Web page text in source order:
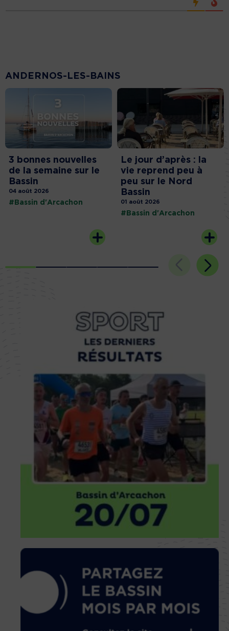
ANDERNOS-LES-BAINS
3 bonnes nouvelles
de la semaine sur le
Bassin
04 août 2026
#Bassin d'Arcachon
Le jour d’après : la
vie reprend peu à
peu sur le Nord
Bassin
01 août 2026
#Bassin d'Arcachon